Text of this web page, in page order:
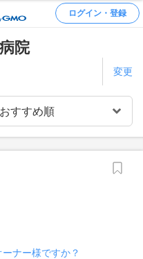
ログイン・登録
院
変更
ナー様ですか？